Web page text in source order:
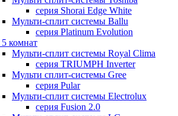
серия Shorai Edge White
Мульти-сплит системы Ballu
серия Platinum Evolution
комнат
Мульти-сплит системы Royal Clima
серия TRIUMPH Inverter
Мульти сплит-системы Gree
серия Pular
Мульти-сплит системы Electrolux
серия Fusion 2.0